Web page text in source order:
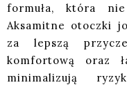
formuła, która
Aksamitne otoczki
za lepszą
komfortową oraz
minimalizują